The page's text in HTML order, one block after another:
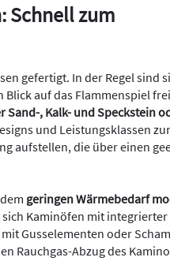
Schnell zum
gefertigt. In der Regel sind
auf das Flammenspiel
Sand-, Kalk- und Speckstein
und Leistungsklassen
aufstellen, die über einen
geringen Wärmebedarf
Kaminöfen mit integrierter
Gusselementen oder
Rauchgas-Abzug des